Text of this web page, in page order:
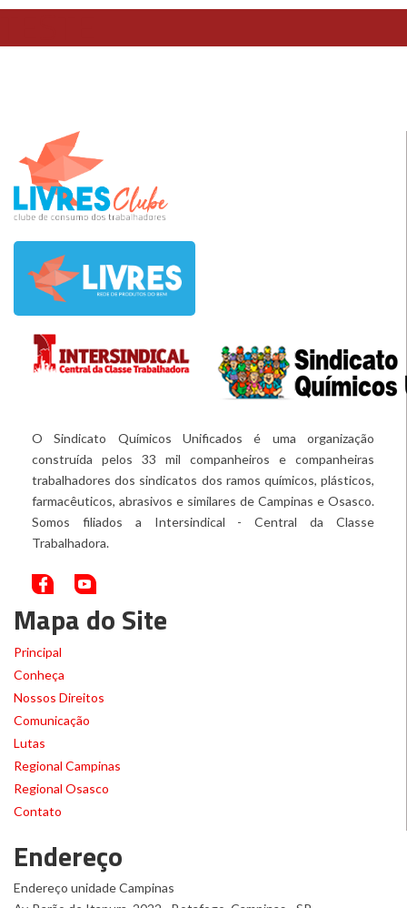
TESTE
O Sindicato Químicos Unificados é uma organização
construída pelos 33 mil companheiros e companheiras
trabalhadores dos sindicatos dos ramos químicos, plásticos,
farmacêuticos, abrasivos e similares de Campinas e Osasco.
Somos filiados a Intersindical - Central da Classe
Trabalhadora.
Mapa do Site
Principal
Conheça
Nossos Direitos
Comunicação
Lutas
Regional Campinas
Regional Osasco
Contato
Endereço
Endereço unidade Campinas